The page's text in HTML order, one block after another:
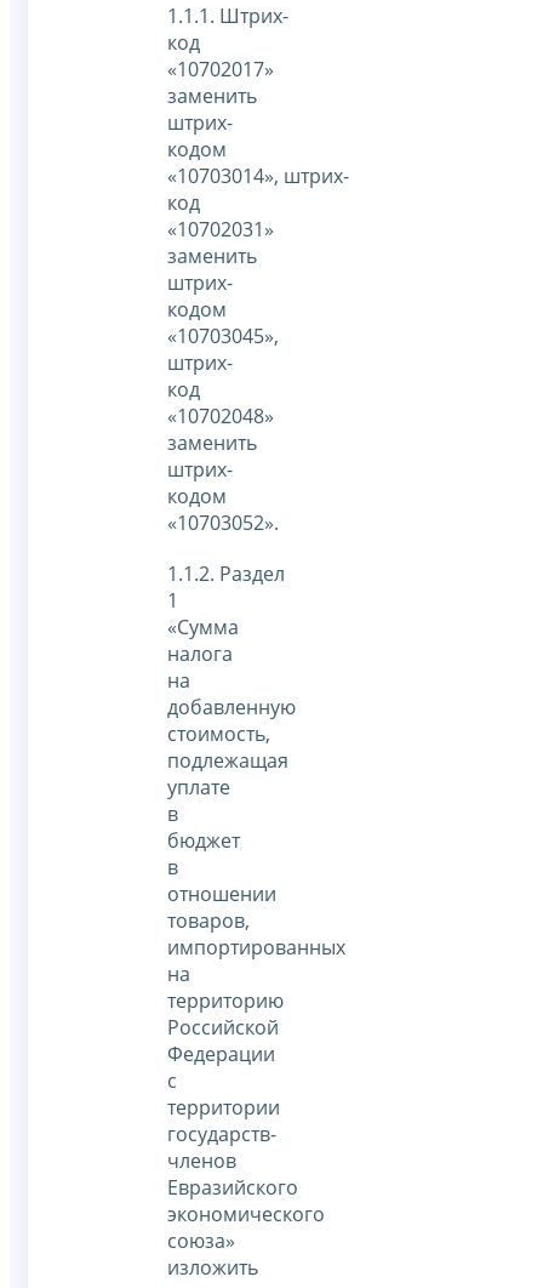
1.1.1. Штрих-
код
«10702017»
заменить
штрих-
кодом
«10703014», штрих-
код
«10702031»
заменить
штрих-
кодом
«10703045»,
штрих-
код
«10702048»
заменить
штрих-
кодом
«10703052».
1.1.2. Раздел
1
«Сумма
налога
на
добавленную
стоимость,
подлежащая
уплате
в
бюджет
в
отношении
товаров,
импортированных
на
территорию
Российской
Федерации
с
территории
государств-
членов
Евразийского
экономического
союза»
изложить